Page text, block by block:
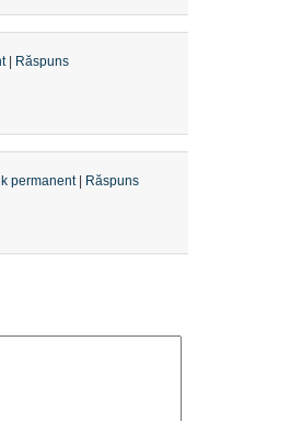
| Răspuns
permanent| Răspuns